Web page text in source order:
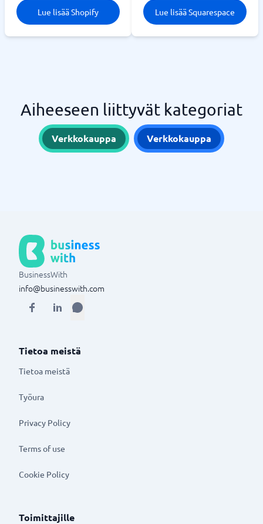
Lue lisää Shopify Lue lisää Squarespace
Aiheeseen liittyvät kategoriat
Verkkokauppa Verkkokauppa
BusinessWith
info@businesswith.com
Tietoa meistä
Tietoa meistä
Työura
Privacy Policy
Terms of use
Cookie Policy
Toimittajille